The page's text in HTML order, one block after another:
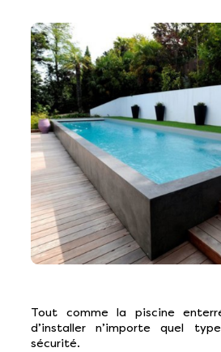
Tout comme la piscine
d’installer n’importe quel
sécurité.